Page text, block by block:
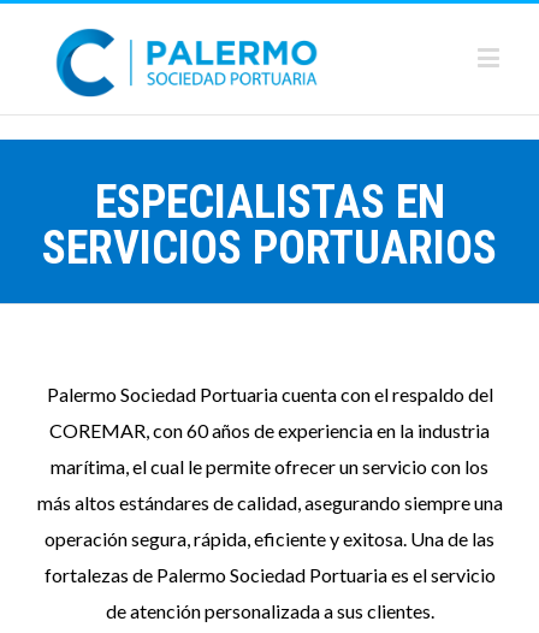
ESPECIALISTAS EN
SERVICIOS PORTUARIOS
Palermo Sociedad Portuaria cuenta con el respaldo del
COREMAR, con 60 años de experiencia en la industria
marítima, el cual le permite ofrecer un servicio con los
más altos estándares de calidad, asegurando siempre una
operación segura, rápida, eficiente y exitosa. Una de las
fortalezas de Palermo Sociedad Portuaria es el servicio
de atención personalizada a sus clientes.